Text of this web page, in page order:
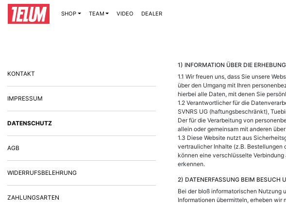
SHOP TEAM VIDEO DEALER
KONTAKT
IMPRESSUM
DATENSCHUTZ
AGB
WIDERRUFSBELEHRUNG
ZAHLUNGSARTEN
1) INFORMATION ÜBER DIE
1.1 Wir freuen uns, dass Sie unsere
über den Umgang mit Ihren
hierbei alle Daten, mit denen Sie
1.2 Verantwortlicher für die
SVNRS UG (haftungsbeschränkt),
Der für die Verarbeitung von
allein oder gemeinsam mit anderen
1.3 Diese Website nutzt aus
vertraulicher Inhalte (z.B. Bestellungen
können eine verschlüsselte
erkennen.
2) DATENERFASSUNG BEIM BESUCH
Bei der bloß informatorischen Nutzung
Informationen übermitteln, erheben wir